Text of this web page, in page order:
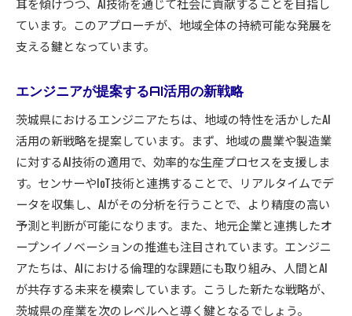
ています。このアプローチが、地域全体の持続可能な発展を
支える鍵となっています。
エンジニアが提案するAI活用の新戦略
茨城県におけるエンジニアたちは、地域の特性を活かしたAI
活用の新戦略を提案しています。まず、地域の農業や製造業
に対するAI技術の適用で、効率的な生産プロセスを支援しま
す。センサーやIoT技術と連携することで、リアルタイムでデ
ータを収集し、AIがその分析を行うことで、より精度の高い
予測と判断が可能になります。また、地元企業と連携したオ
ープンイノベーションの推進も注目されています。エンジニ
アたちは、AIにおける倫理的な課題にも取り組み、人間とAI
が共存する未来を模索しています。こうした新たな戦略が、
茨城県の産業を次のレベルへと導く鍵となるでしょう。